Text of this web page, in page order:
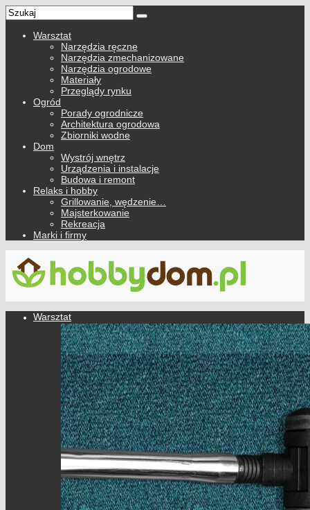
Warsztat
Narzędzia ręczne
Narzędzia zmechanizowane
Narzędzia ogrodowe
Materiały
Przeglądy rynku
Ogród
Porady ogrodnicze
Architektura ogrodowa
Zbiorniki wodne
Dom
Wystrój wnętrz
Urządzenia i instalacje
Budowa i remont
Relaks i hobby
Grillowanie, wędzenie…
Majsterkowanie
Rekreacja
Marki i firmy
Warsztat